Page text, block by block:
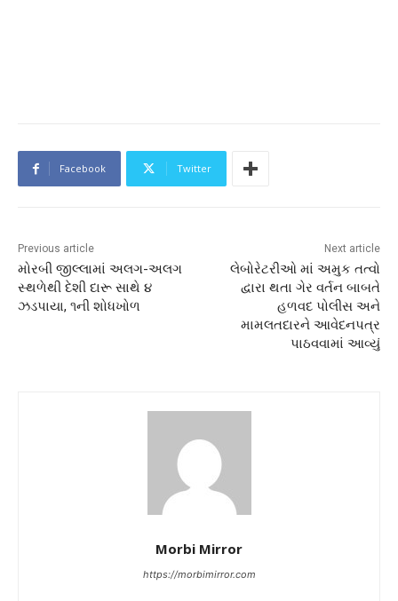
Facebook Twitter
Previous article
મોરબી જીલ્લામાં અલગ-અલગ
સ્થળેથી દેશી દારૂ સાથે ૪
ઝડપાયા, ૧ની શોધખોળ
Next article
લેબોરેટરીઓ માં અમુક તત્વો
દ્વારા થતા ગેર વર્તન બાબતે
હળવદ પોલીસ અને
મામલતદારને આવેદનપત્ર
પાઠવવામાં આવ્યું
Morbi Mirror
https://morbimirror.com